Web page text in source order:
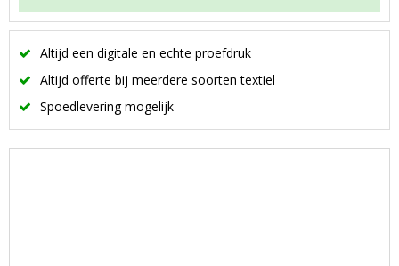
Altijd een digitale en echte proefdruk
Altijd offerte bij meerdere soorten textiel
Spoedlevering mogelijk